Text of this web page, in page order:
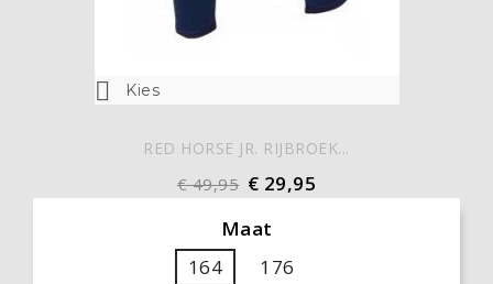
 Kies
RED HORSE JR. RIJBROEK...
€ 49,95 € 29,95
Maat
164
176